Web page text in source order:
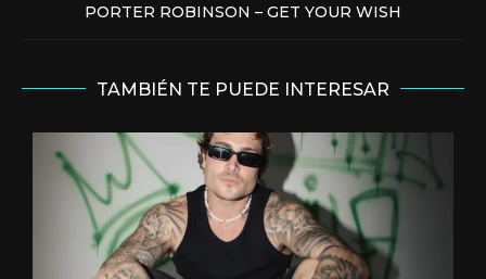
PORTER ROBINSON – GET YOUR WISH
TAMBIÉN TE PUEDE INTERESAR